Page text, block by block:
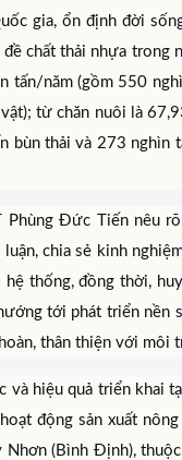
gia, ổn định đời
chất thải nhựa trong
năm (gồm 550
từ chăn nuôi là
bùn thải và 273
Đức Tiến nêu
chia sẻ kinh
thống, đồng thời,
tới phát triển nền
thân thiện với môi
hiệu quả triển khai
động sản xuất
(Bình Định),